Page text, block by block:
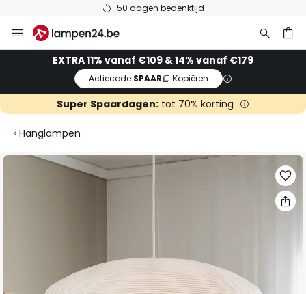
50 dagen bedenktijd
naar
EXTRA 11% vanaf €109 & 14% vanaf €179
Actiecode:SPAAR Kopiëren
Super Spaardagen: tot 70% korting
Hanglampen
Ga